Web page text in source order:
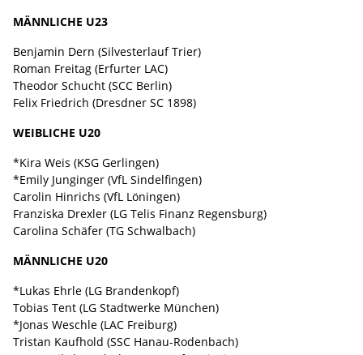
MÄNNLICHE U23
Benjamin Dern (Silvesterlauf Trier)
Roman Freitag (Erfurter LAC)
Theodor Schucht (SCC Berlin)
Felix Friedrich (Dresdner SC 1898)
WEIBLICHE U20
*Kira Weis (KSG Gerlingen)
*Emily Junginger (VfL Sindelfingen)
Carolin Hinrichs (VfL Löningen)
Franziska Drexler (LG Telis Finanz Regensburg)
Carolina Schäfer (TG Schwalbach)
MÄNNLICHE U20
*Lukas Ehrle (LG Brandenkopf)
Tobias Tent (LG Stadtwerke München)
*Jonas Weschle (LAC Freiburg)
Tristan Kaufhold (SSC Hanau-Rodenbach)